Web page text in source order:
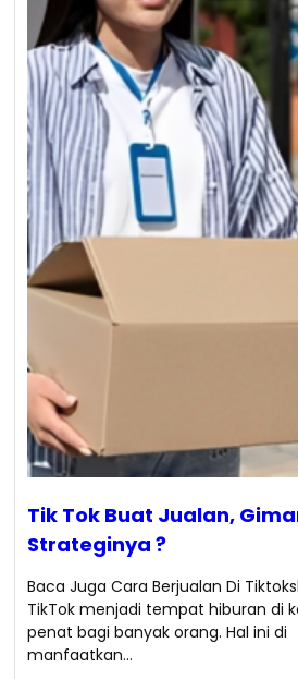
Tik Tok Buat Jualan,
Strateginya ?
Baca Juga Cara Berjualan Di
TikTok menjadi tempat hiburan di
penat bagi banyak orang. Hal ini di
manfaatkan…